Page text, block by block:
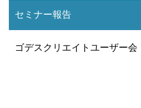
セミナー報告
ゴデスクリエイトユーザー会